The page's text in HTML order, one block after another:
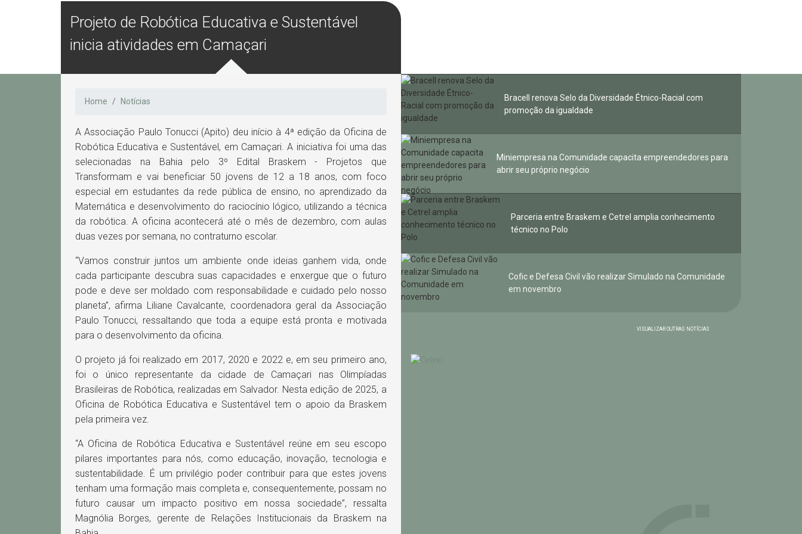
Projeto de Robótica Educativa e Sustentável
inicia atividades em Camaçari
Home Notícias
A Associação Paulo Tonucci (Apito) deu início à 4ª edição da Oficina de
Robótica Educativa e Sustentável, em Camaçari. A iniciativa foi uma das
selecionadas na Bahia pelo 3º Edital Braskem - Projetos que
Transformam e vai beneficiar 50 jovens de 12 a 18 anos, com foco
especial em estudantes da rede pública de ensino, no aprendizado da
Matemática e desenvolvimento do raciocínio lógico, utilizando a técnica
da robótica. A oficina acontecerá até o mês de dezembro, com aulas
duas vezes por semana, no contraturno escolar.
“Vamos construir juntos um ambiente onde ideias ganhem vida, onde
cada participante descubra suas capacidades e enxergue que o futuro
pode e deve ser moldado com responsabilidade e cuidado pelo nosso
planeta”, afirma Liliane Cavalcante, coordenadora geral da Associação
Paulo Tonucci, ressaltando que toda a equipe está pronta e motivada
para o desenvolvimento da oficina.
O projeto já foi realizado em 2017, 2020 e 2022 e, em seu primeiro ano,
foi o único representante da cidade de Camaçari nas Olimpíadas
Brasileiras de Robótica, realizadas em Salvador. Nesta edição de 2025, a
Oficina de Robótica Educativa e Sustentável tem o apoio da Braskem
pela primeira vez.
“A Oficina de Robótica Educativa e Sustentável reúne em seu escopo
pilares importantes para nós, como educação, inovação, tecnologia e
sustentabilidade. É um privilégio poder contribuir para que estes jovens
tenham uma formação mais completa e, consequentemente, possam no
futuro causar um impacto positivo em nossa sociedade”, ressalta
Magnólia Borges, gerente de Relações Institucionais da Braskem na
Bracell renova Selo da Diversidade Étnico-Racial com
promoção da igualdade
Miniempresa na Comunidade capacita empreendedores para
abrir seu próprio negócio
Parceria entre Braskem e Cetrel amplia conhecimento
técnico no Polo
Cofic e Defesa Civil vão realizar Simulado na Comunidade
em novembro
VISUALIZAR OUTRAS NOTÍCIAS